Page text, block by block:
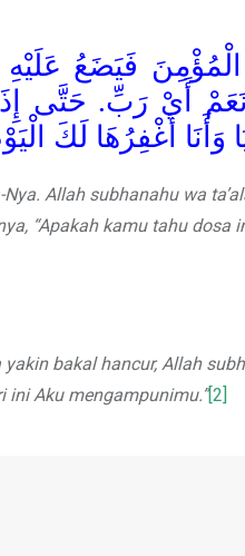
الْمُؤْمِنَ فَيَضَعُ
أَيْ رَبِّ. حَتَّى
وَأَنَا أَغْفِرُهَا لَكَ
Allah subhanahu wa
“Apakah kamu tahu dosa
bakal hancur, Allah
ini Aku mengampunimu.”[2]